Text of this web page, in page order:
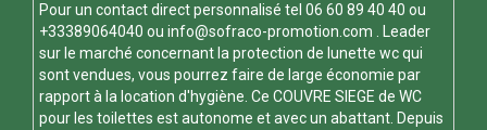
Pour un contact direct personnalisé tel 06 60 89 40 40 ou
+33389064040 ou info@sofraco-promotion.com . Leader
sur le marché concernant la protection de lunette wc qui
sont vendues, vous pourrez faire de large économie par
rapport à la location d'hygiène. Ce COUVRE SIEGE de WC
pour les toilettes est autonome et avec un abattant. Depuis